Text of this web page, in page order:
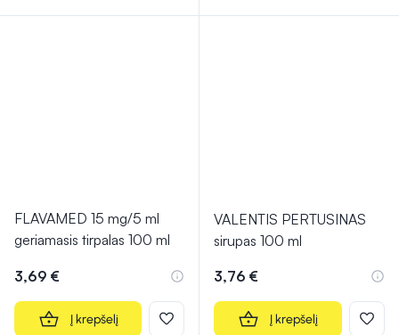
FLAVAMED 15 mg/5 ml
geriamasis tirpalas 100 ml
3,69 €
Į krepšelį
VALENTIS PERTUSINAS
sirupas 100 ml
3,76 €
Į krepšelį